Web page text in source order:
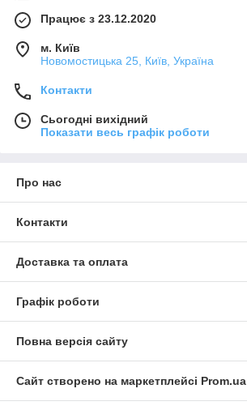
Працює з 23.12.2020
м. Київ
Новомостицька 25, Київ, Україна
Контакти
Сьогодні вихідний
Показати весь графік роботи
Про нас
Контакти
Доставка та оплата
Графік роботи
Повна версія сайту
Сайт створено на маркетплейсі Prom.ua